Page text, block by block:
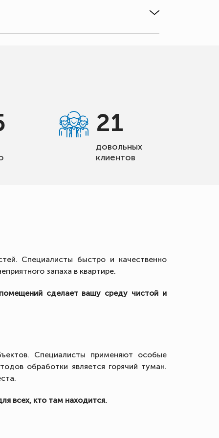
21
довольных
клиентов
Специалисты быстро и качественно
запаха в квартире.
сделает вашу среду чистой и
Специалисты применяют особые
обработки является горячий туман.
всех, кто там находится.